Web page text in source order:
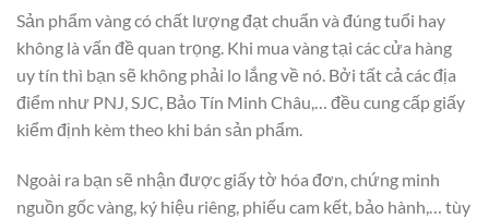
Sản phẩm vàng có chất lượng đạt chuẩn và đúng tuổi hay
không là vấn đề quan trọng. Khi mua vàng tại các cửa hàng
uy tín thì bạn sẽ không phải lo lắng về nó. Bởi tất cả các địa
điểm như PNJ, SJC, Bảo Tín Minh Châu,… đều cung cấp giấy
kiểm định kèm theo khi bán sản phẩm.
Ngoài ra bạn sẽ nhận được giấy tờ hóa đơn, chứng minh
nguồn gốc vàng, ký hiệu riêng, phiếu cam kết, bảo hành,… tùy